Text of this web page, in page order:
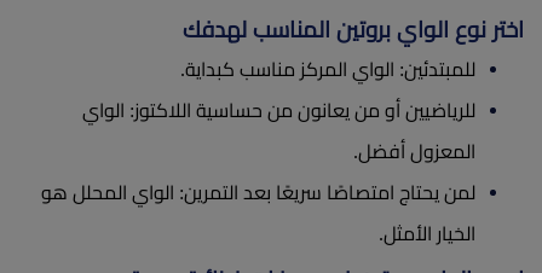
اختر نوع الواي بروتين المناسب لهدفك
للمبتدئين: الواي المركز مناسب كبداية.
للرياضيين أو من يعانون من حساسية اللاكتوز: الواي
المعزول أفضل.
لمن يحتاج امتصاصًا سريعًا بعد التمرين: الواي المحلل هو
الخيار الأمثل.